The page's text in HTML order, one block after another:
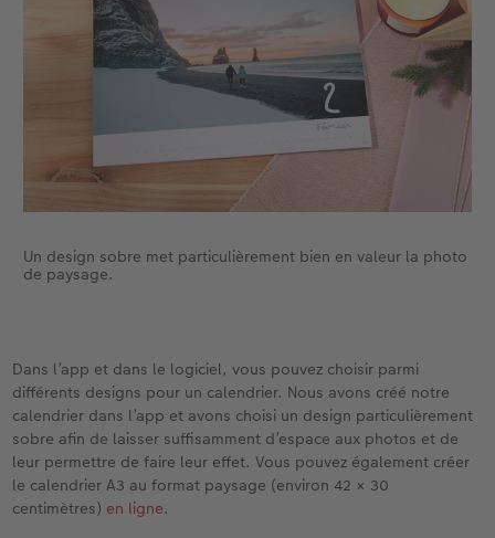
Un design sobre met particulièrement bien en valeur la photo
de paysage.
Dans l’app et dans le logiciel, vous pouvez choisir parmi
différents designs pour un calendrier. Nous avons créé notre
calendrier dans l’app et avons choisi un design particulièrement
sobre afin de laisser suffisamment d’espace aux photos et de
leur permettre de faire leur effet. Vous pouvez également créer
le calendrier A3 au format paysage (environ 42 × 30
centimètres) en ligne.